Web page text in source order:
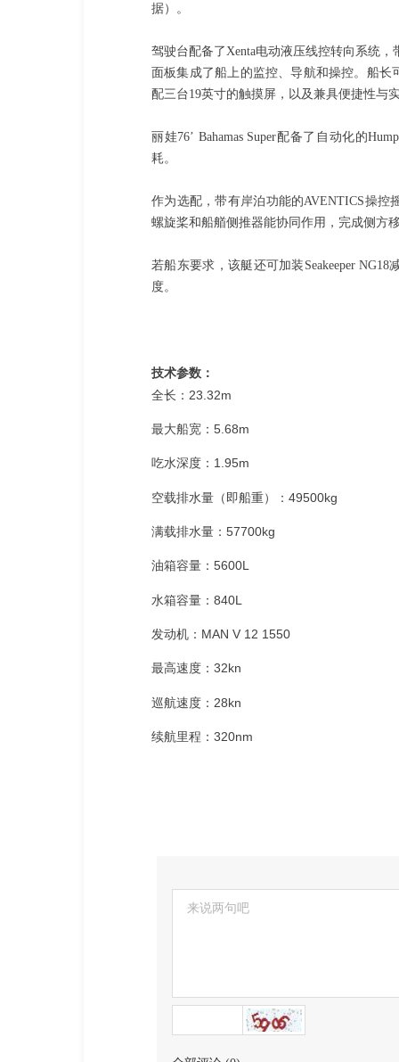
据）。
驾驶台配备了Xenta电动液压线控转向系统
面板集成了船上的监控、导航和操控。船
配三台19英寸的触摸屏，以及兼具便捷性与
丽娃76’ Bahamas Super配备了自动化的
耗。
作为选配，带有岸泊功能的AVENTICS操
螺旋桨和船艏侧推器能协同作用，完成侧方
若船东要求，该艇还可加装Seakeeper
度。
技术参数：
全长：23.32m
最大船宽：5.68m
吃水深度：1.95m
空载排水量（即船重）：49500kg
满载排水量：57700kg
油箱容量：5600L
水箱容量：840L
发动机：MAN V 12 1550
最高速度：32kn
巡航速度：28kn
续航里程：320nm